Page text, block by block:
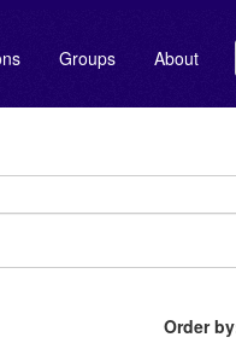
Groups About
Order by